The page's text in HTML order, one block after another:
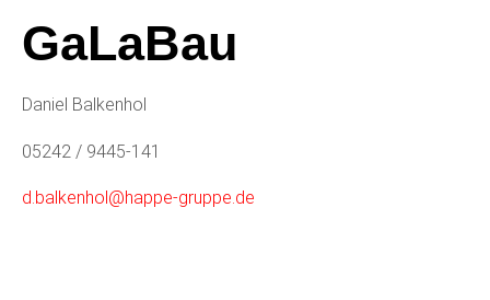
GaLaBau
Daniel Balkenhol
05242 / 9445-141
d.balkenhol@happe-gruppe.de